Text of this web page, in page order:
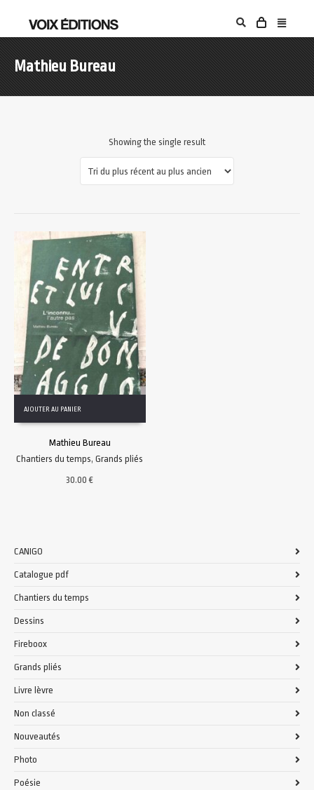
Mathieu Bureau
Showing the single result
AJOUTER AU PANIER
Mathieu Bureau
Chantiers du temps,Grands pliés
30.00€
CANIGO
Catalogue pdf
Chantiers du temps
Dessins
Fireboox
Grands pliés
Livre lèvre
Non classé
Nouveautés
Photo
Poésie